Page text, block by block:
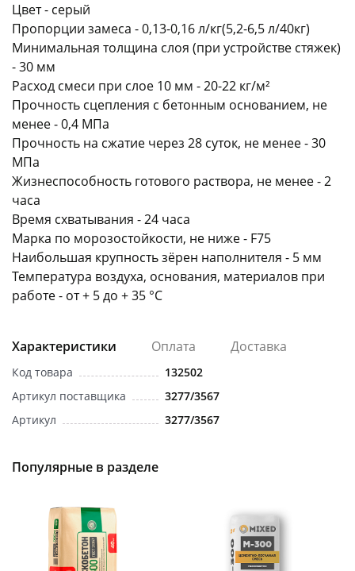
Цвет - серый
Пропорции замеса - 0,13-0,16 л/кг(5,2-6,5 л/40кг)
Минимальная толщина слоя (при устройстве стяжек)
- 30 мм
Расход смеси при слое 10 мм - 20-22 кг/м²
Прочность сцепления с бетонным основанием, не
менее - 0,4 МПа
Прочность на сжатие через 28 суток, не менее - 30
МПа
Жизнеспособность готового раствора, не менее - 2
часа
Время схватывания - 24 часа
Марка по морозостойкости, не ниже - F75
Наибольшая крупность зёрен наполнителя - 5 мм
Температура воздуха, основания, материалов при
работе - от + 5 до + 35 °С
Характеристики Оплата Доставка
Код товара
132502
Артикул поставщика
3277/3567
Артикул
3277/3567
Популярные в разделе
Новинка
раз в 2 недели